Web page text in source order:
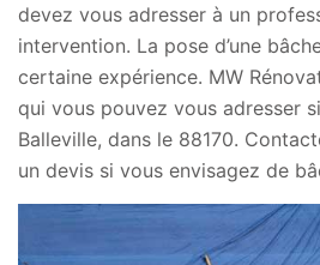
devez vous adresser à un
intervention. La pose d’une
certaine expérience. MW
qui vous pouvez vous adresser
Balleville, dans le 88170.
un devis si vous envisagez de